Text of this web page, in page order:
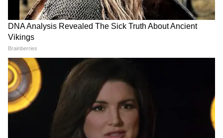
Gadkari को बॉम्बे हाईकोर्ट से बड़ी राहत,
Meta, Google को दिया आदेश
रांची प्रोटेस्ट में अब अड़ गए छात्र, बजी तालियां
और छात्रों का जोश दिखा हाई